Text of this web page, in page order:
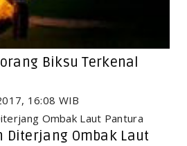
Biksu Terkenal
16:08 WIB
Diterjang Ombak Laut